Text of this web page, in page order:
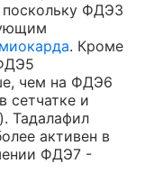
ФДЭ3
миокарда. Кроме
чем на ФДЭ6
сетчатке и
Тадалафил
активен в
ФДЭ7 -